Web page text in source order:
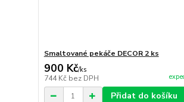
Smaltované pekáče DECOR 2 ks
900 Kč/ks
744 Kč bez DPH
Přidat do košíku